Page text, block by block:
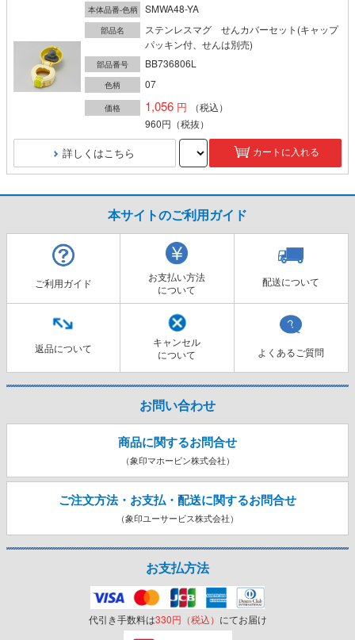
本体品番-色柄 SMWA48-YA
部品名
ステンレスマグ せんカバーセット(キャップ
パッキン付、せんは別売)
部品番号 BB736806L
色柄 07
価格 1,056
（税込）
960円 （税抜）
詳しくはこちら カートに入れる
本サイトのご利用ガイド
ご利用ガイド
お支払い方法
について
配送について
返品について
キャンセル
について
よくあるご質問
お問い合わせ
商品に関するお問合せ
（象印マホービン株式会社）
ご注文方法・お支払・配送に関するお問合せ
（象印ユーサービス株式会社）
お支払方法
代引き手数料は330円（税込） にてお届け